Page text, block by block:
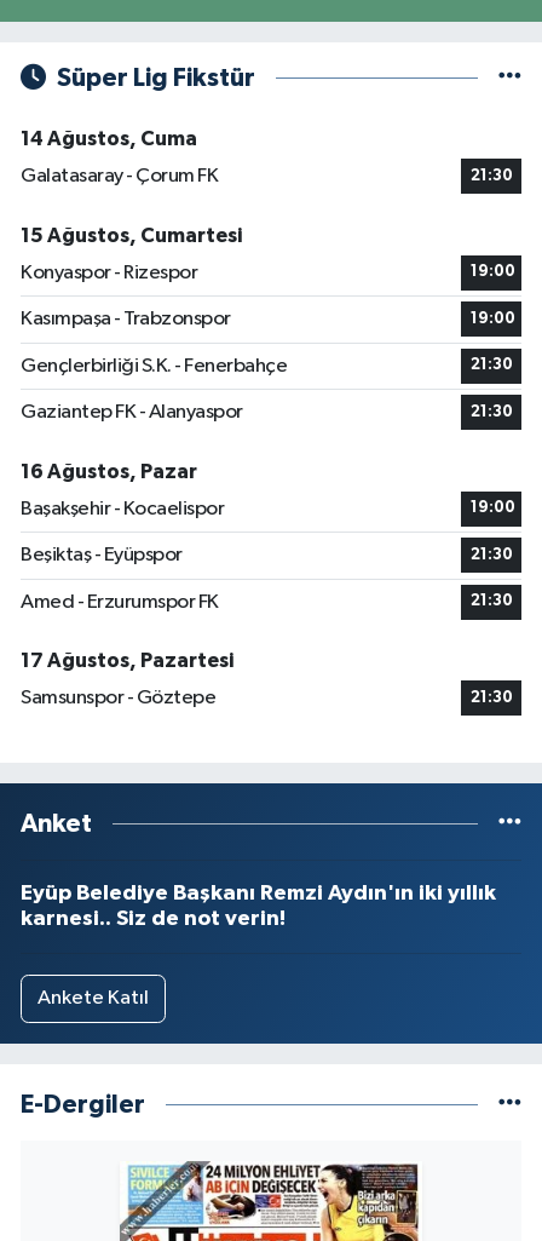
Süper Lig Fikstür
14 Ağustos, Cuma
Galatasaray - Çorum FK
21:30
15 Ağustos, Cumartesi
Konyaspor - Rizespor
19:00
Kasımpaşa - Trabzonspor 19:00
Gençlerbirliği S.K. - Fenerbahçe 21:30
Gaziantep FK - Alanyaspor 21:30
16 Ağustos, Pazar
Başakşehir - Kocaelispor
19:00
Beşiktaş - Eyüpspor 21:30
Amed - Erzurumspor FK 21:30
17 Ağustos, Pazartesi
Samsunspor - Göztepe
21:30
Anket
Eyüp Belediye Başkanı Remzi Aydın'ın iki yıllık
karnesi.. Siz de not verin!
Ankete Katıl
E-Dergiler